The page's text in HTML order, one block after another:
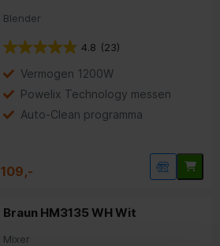
Blender
4.8 (23)
Vermogen 1200W
Powelix Technology messen
Auto-Clean programma
109,-
Braun HM3135 WH Wit
Mixer